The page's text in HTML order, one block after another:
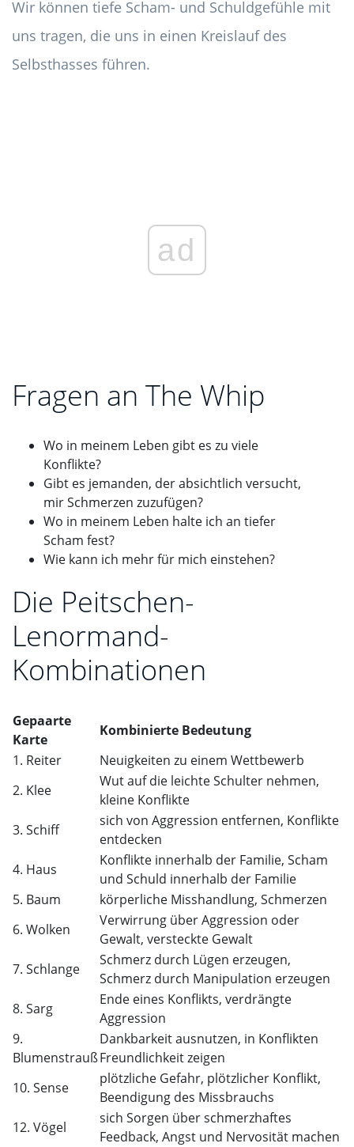
Wir können tiefe Scham- und Schuldgefühle mit
uns tragen, die uns in einen Kreislauf des
Selbsthasses führen.
ad
Fragen an The Whip
Wo in meinem Leben gibt es zu viele
Konflikte?
Gibt es jemanden, der absichtlich versucht,
mir Schmerzen zuzufügen?
Wo in meinem Leben halte ich an tiefer
Scham fest?
Wie kann ich mehr für mich einstehen?
Die Peitschen-
Lenormand-
Kombinationen
Gepaarte
Karte
Kombinierte Bedeutung
1. Reiter
Neuigkeiten zu einem Wettbewerb
2. Klee
Wut auf die leichte Schulter nehmen,
kleine Konflikte
3. Schiff
sich von Aggression entfernen, Konflikte
entdecken
4. Haus
Konflikte innerhalb der Familie, Scham
und Schuld innerhalb der Familie
5. Baum
körperliche Misshandlung, Schmerzen
6. Wolken
Verwirrung über Aggression oder
Gewalt, versteckte Gewalt
7. Schlange
Schmerz durch Lügen erzeugen,
Schmerz durch Manipulation erzeugen
8. Sarg
Ende eines Konflikts, verdrängte
Aggression
9.
Blumenstrauß
Dankbarkeit ausnutzen, in Konflikten
Freundlichkeit zeigen
10. Sense
plötzliche Gefahr, plötzlicher Konflikt,
Beendigung des Missbrauchs
12. Vögel
sich Sorgen über schmerzhaftes
Feedback, Angst und Nervosität machen